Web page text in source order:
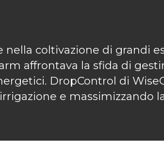
nella coltivazione di grandi
affrontava la sfida di
DropControl di
e massimizzando